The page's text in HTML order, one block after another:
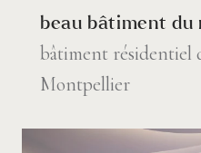
beau bâtiment du
bâtiment résidentiel
Montpellier